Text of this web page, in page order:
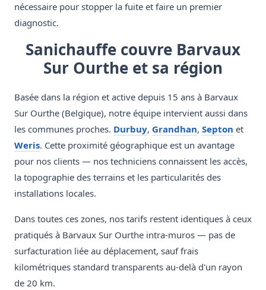
nécessaire pour stopper la fuite et faire un premier
diagnostic.
Sanichauffe couvre Barvaux
Sur Ourthe et sa région
Basée dans la région et active depuis 15 ans à Barvaux
Sur Ourthe (Belgique), notre équipe intervient aussi dans
les communes proches. Durbuy, Grandhan, Septon et
Weris. Cette proximité géographique est un avantage
pour nos clients — nos techniciens connaissent les accès,
la topographie des terrains et les particularités des
installations locales.
Dans toutes ces zones, nos tarifs restent identiques à ceux
pratiqués à Barvaux Sur Ourthe intra-muros — pas de
surfacturation liée au déplacement, sauf frais
kilométriques standard transparents au-delà d'un rayon
de 20 km.